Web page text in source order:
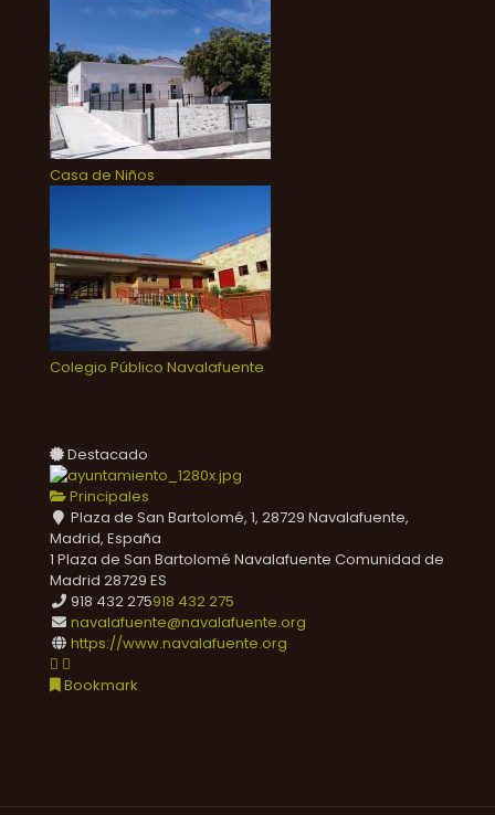
Casa de Niños
Colegio Público Navalafuente
Destacado
Principales
Plaza de San Bartolomé, 1, 28729 Navalafuente,
Madrid, España
1 Plaza de San Bartolomé Navalafuente Comunidad de
Madrid 28729 ES
918 432 275918 432 275
navalafuente@navalafuente.org
https://www.navalafuente.org
Bookmark